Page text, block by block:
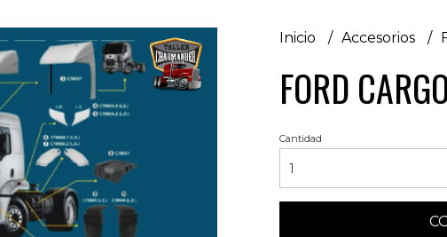
Inicio Accesorios
FORD
Cantidad